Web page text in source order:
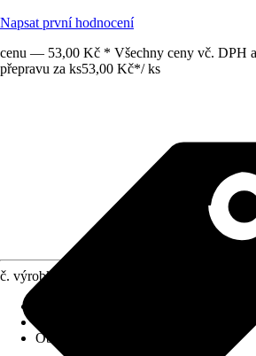
Napsat první hodnocení
cenu — 53,00 Kč * Všechny ceny vč. DPH a
přepravu za ks53,00 Kč*/ ks
č. výrobku
Obsah